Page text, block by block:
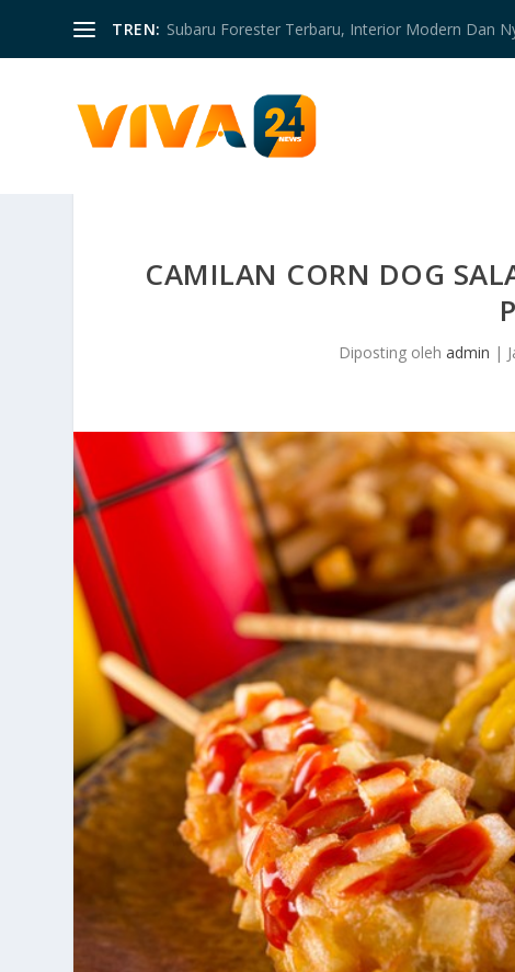
TREN: Subaru Forester Terbaru, Interior Modern Dan
CAMILAN CORN DOG
Diposting oleh admin |